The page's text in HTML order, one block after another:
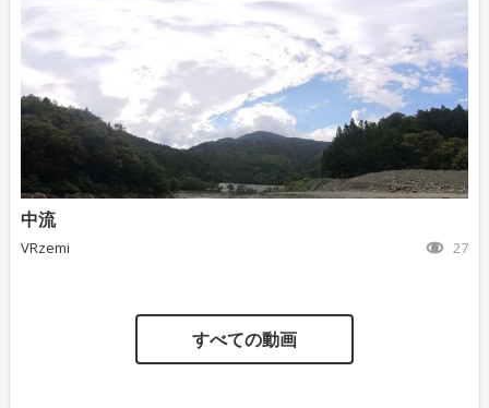
中流
VRzemi 27
すべての動画